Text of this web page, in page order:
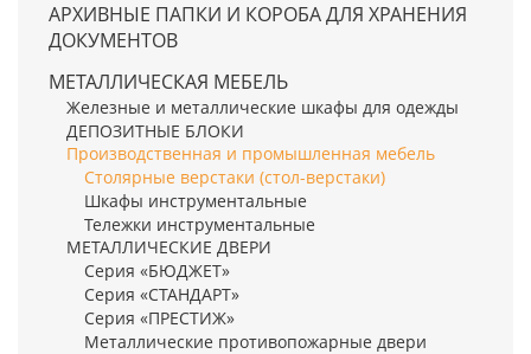
АРХИВНЫЕ ПАПКИ И КОРОБА ДЛЯ ХРАНЕНИЯ
ДОКУМЕНТОВ
МЕТАЛЛИЧЕСКАЯ МЕБЕЛЬ
Железные и металлические шкафы для одежды
ДЕПОЗИТНЫЕ БЛОКИ
Производственная и промышленная мебель
Столярные верстаки (стол-верстаки)
Шкафы инструментальные
Тележки инструментальные
МЕТАЛЛИЧЕСКИЕ ДВЕРИ
Серия «БЮДЖЕТ»
Серия «СТАНДАРТ»
Серия «ПРЕСТИЖ»
Металлические противопожарные двери